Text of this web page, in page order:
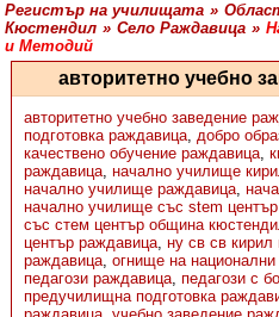
Регистър на училищата »
Кюстендил » Село Раждавица »
и Методий
авторитетно учебно
авторитетно учебно заведение
подготовка раждавица, добро
качествено обучение раждавица,
раждавица, начално училище
начално училище раждавица,
начално училище със stem
със стем център община
център раждавица, ну св св
раждавица, огнище на
педагози раждавица, педагози с
предучилищна подготовка